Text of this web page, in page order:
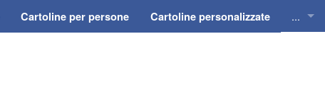
Cartoline per persone Cartoline personalizzate ...